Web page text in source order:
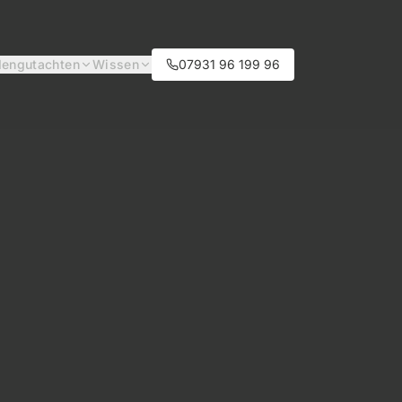
Wissen 07931 96 199 96